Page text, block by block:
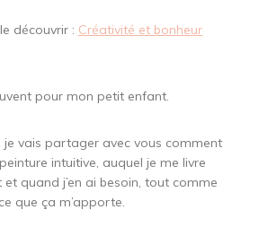
découvrir : Créativité et bonheur
pour mon petit enfant.
je vais partager avec vous comment
intuitive, auquel je me livre
et quand j’en ai besoin, tout comme
que ça m’apporte.